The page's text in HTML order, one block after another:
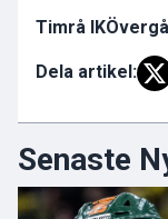
Timrå IK
Dela artikel:
Senaste